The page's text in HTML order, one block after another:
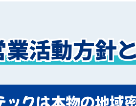
活動方針
ックは本物の地域